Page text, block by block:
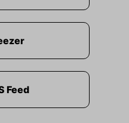
Feed